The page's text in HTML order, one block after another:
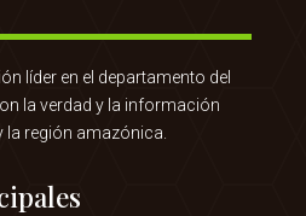
líder en el departamento del
la verdad y la información
la región amazónica.